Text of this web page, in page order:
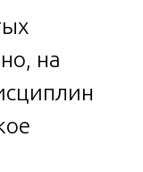
на